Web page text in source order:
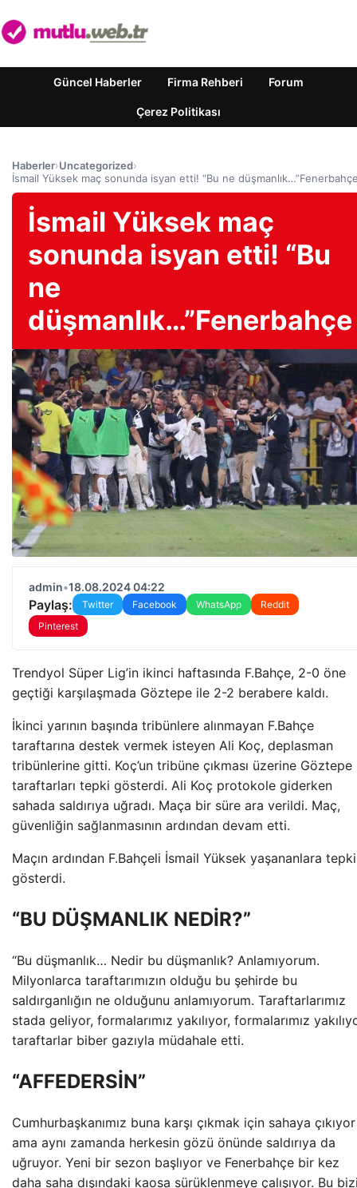
Güncel Haberler Firma Rehberi Forum
Çerez Politikası
Haberler›Uncategorized›
İsmail Yüksek maç sonunda isyan etti! “Bu ne
İsmail Yüksek maç
sonunda isyan etti! “Bu
ne
düşmanlık…”Fenerbahçe
admin•18.08.2024 04:22
Paylaş: Twitter Facebook WhatsApp
Reddit
Pinterest
Trendyol Süper Lig’in ikinci haftasında F.Bahçe, 2-0 öne
geçtiği karşılaşmada Göztepe ile 2-2 berabere kaldı.
İkinci yarının başında tribünlere alınmayan F.Bahçe
taraftarına destek vermek isteyen Ali Koç, deplasman
tribünlerine gitti. Koç’un tribüne çıkması üzerine Göztepe
taraftarları tepki gösterdi. Ali Koç protokole giderken
sahada saldırıya uğradı. Maça bir süre ara verildi. Maç,
güvenliğin sağlanmasının ardından devam etti.
Maçın ardından F.Bahçeli İsmail Yüksek yaşananlara tepki
gösterdi.
“BU DÜŞMANLIK NEDİR?”
“Bu düşmanlık… Nedir bu düşmanlık? Anlamıyorum.
Milyonlarca taraftarımızın olduğu bu şehirde bu
saldırganlığın ne olduğunu anlamıyorum. Taraftarlarımız
stada geliyor, formalarımız yakılıyor, formalarımız
taraftarlar biber gazıyla müdahale etti.
“AFFEDERSİN”
Cumhurbaşkanımız buna karşı çıkmak için sahaya çıkıyor
ama aynı zamanda herkesin gözü önünde saldırıya da
uğruyor. Yeni bir sezon başlıyor ve Fenerbahçe bir kez
daha saha dışındaki kaosa sürüklenmeye çalışıyor. Bu